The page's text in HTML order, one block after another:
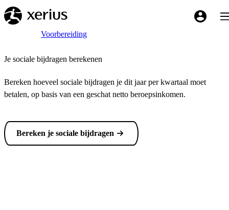
Overslaan naar de hoofdinhoud
My
Breadcrumb
HomeVoorbereiding
Je sociale bijdragen berekenen
Bereken hoeveel sociale bijdragen je dit jaar per kwartaal moet
betalen, op basis van een geschat netto beroepsinkomen.
Bereken je sociale bijdragen